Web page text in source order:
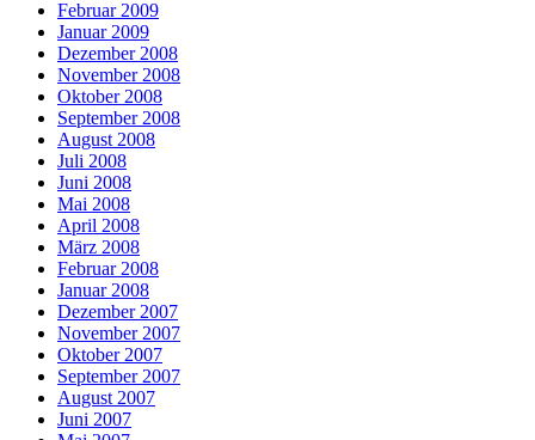
Februar 2009
Januar 2009
Dezember 2008
November 2008
Oktober 2008
September 2008
August 2008
Juli 2008
Juni 2008
Mai 2008
April 2008
März 2008
Februar 2008
Januar 2008
Dezember 2007
November 2007
Oktober 2007
September 2007
August 2007
Juni 2007